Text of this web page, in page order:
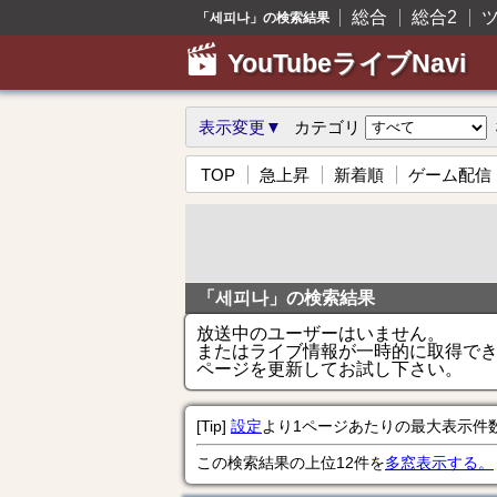
「세피나」の検索結果 総合 総合2
YouTubeライブNavi
表示変更▼ カテゴリ
TOP 急上昇 新着順 ゲーム配信
「세피나」の検索結果
放送中のユーザーはいません。
またはライブ情報が一時的に取得で
ページを更新してお試し下さい。
[Tip] 設定より1ページあたりの最大表示件
この検索結果の上位12件を多窓表示する。